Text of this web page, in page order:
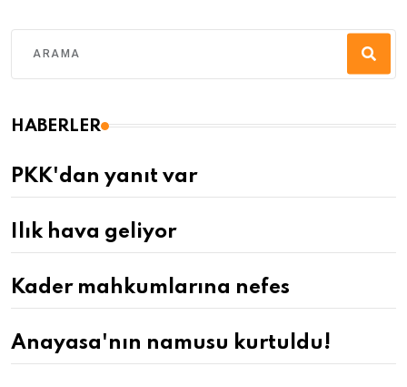
HABERLER
PKK'dan yanıt var
Ilık hava geliyor
Kader mahkumlarına nefes
Anayasa'nın namusu kurtuldu!